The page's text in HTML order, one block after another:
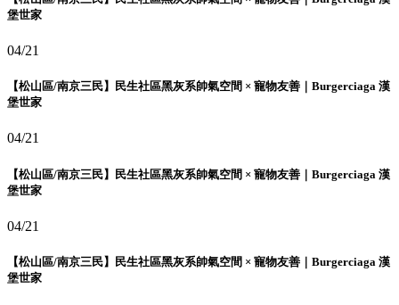
堡世家
04/21
【松山區/南京三民】民生社區黑灰系帥氣空間 × 寵物友善｜Burgerciaga 漢
堡世家
04/21
【松山區/南京三民】民生社區黑灰系帥氣空間 × 寵物友善｜Burgerciaga 漢
堡世家
04/21
【松山區/南京三民】民生社區黑灰系帥氣空間 × 寵物友善｜Burgerciaga 漢
堡世家